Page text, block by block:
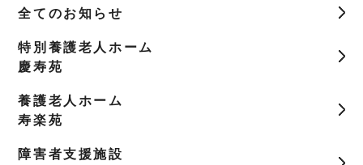
全てのお知らせ
特別養護老人ホーム
慶寿苑
養護老人ホーム
寿楽苑
障害者支援施設